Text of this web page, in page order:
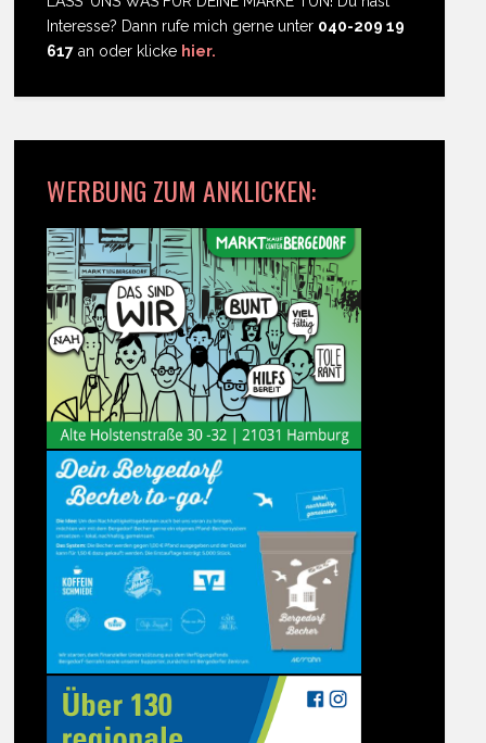
Interesse? Dann rufe mich gerne unter 040-209 19
617 an oder klicke hier.
WERBUNG ZUM ANKLICKEN: